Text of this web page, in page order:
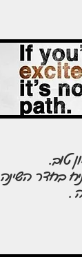
טוב.
בחדר השינה
.